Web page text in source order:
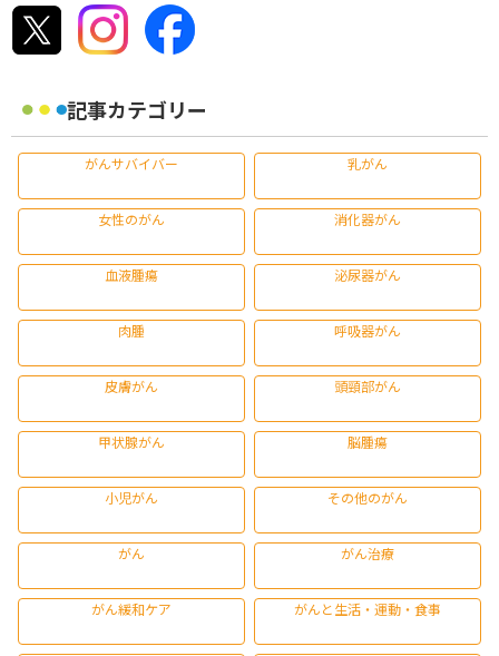
記事カテゴリー
がんサバイバー 乳がん
女性のがん 消化器がん
血液腫瘍 泌尿器がん
肉腫 呼吸器がん
皮膚がん 頭頸部がん
甲状腺がん 脳腫瘍
小児がん その他のがん
がん がん治療
がん緩和ケア がんと生活・運動・食事